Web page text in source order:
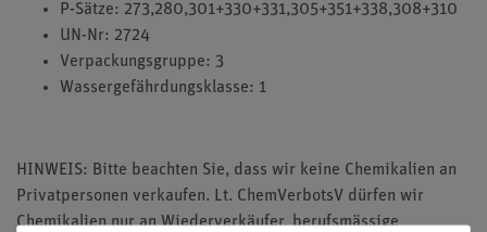
P-Sätze: 273,280,301+330+331,305+351+338,308+310
UN-Nr: 2724
Verpackungsgruppe: 3
Wassergefährdungsklasse: 1
HINWEIS: Bitte beachten Sie, dass wir keine Chemikalien an
Privatpersonen verkaufen. Lt. ChemVerbotsV dürfen wir
Chemikalien nur an Wiederverkäufer, berufsmässige